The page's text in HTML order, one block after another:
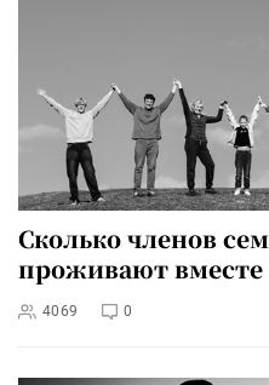
Сколько членов
проживают вместе
4069 0